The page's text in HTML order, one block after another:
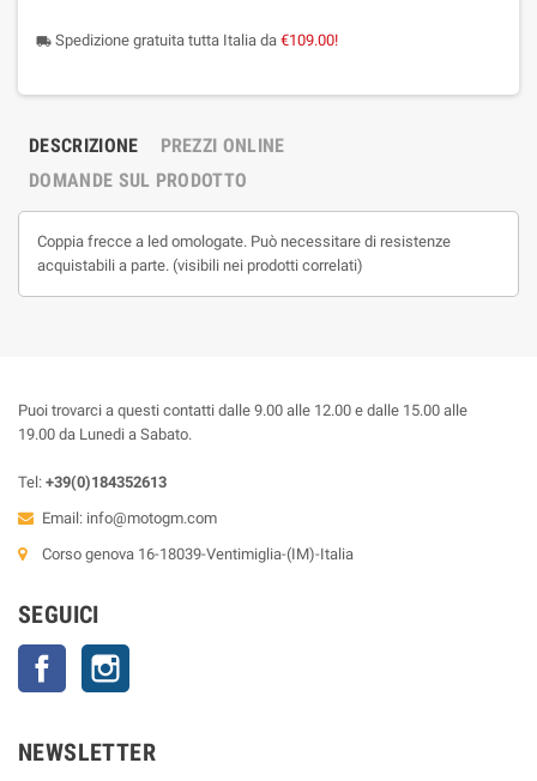
local_shipping Spedizione gratuita tutta Italia da €109.00!
DESCRIZIONE
PREZZI ONLINE
DOMANDE SUL PRODOTTO
Coppia frecce a led omologate. Può necessitare di resistenze
acquistabili a parte. (visibili nei prodotti correlati)
Puoi trovarci a questi contatti dalle 9.00 alle 12.00 e dalle 15.00 alle
19.00 da Lunedi a Sabato.
Tel: +39(0)184352613
Email: info@motogm.com
Corso genova 16-18039-Ventimiglia-(IM)-Italia
SEGUICI
Facebook
NEWSLETTER